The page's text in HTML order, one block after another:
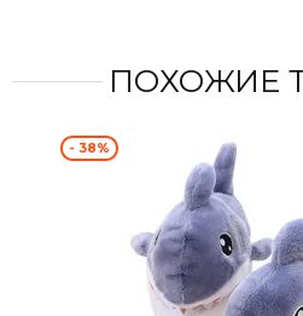
ПОХОЖИЕ
- 38%